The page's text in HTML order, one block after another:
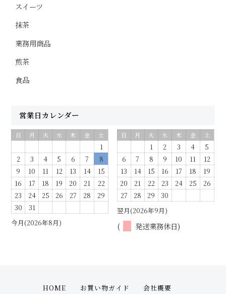
スイーツ
抹茶
業務用商品
煎茶
食品
営業日カレンダー
今月(2026年8月)
日 月 火 水 木 金 土
1
2
3 4 5 6 7
8
9
10 11 12 13 14
15
16
17 18 19 20 21
22
23
24 25 26 27 28
29
30
31 翌月(2026年9月)
日 月 火 水 木 金 土
1 2 3 4
5
6
7 8 9 10 11
12
13
14 15 16 17 18
19
20
21 22 23 24 25
26
27
28 29 30
( 発送業務休日)
HOME お買い物ガイド 会社概要